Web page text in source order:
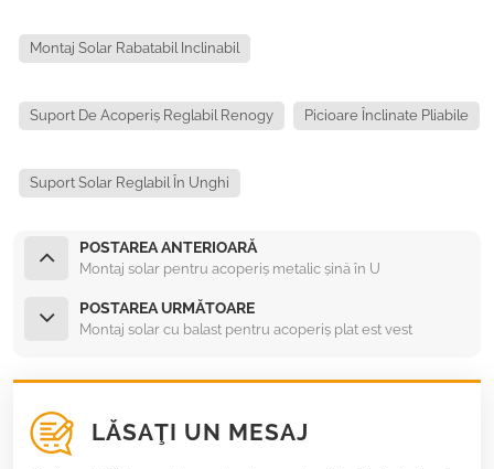
Montaj Solar Rabatabil Inclinabil
Suport De Acoperiș Reglabil Renogy Picioare Înclinate Pliabile
Suport Solar Reglabil În Unghi
POSTAREA ANTERIOARĂ
Montaj solar pentru acoperiș metalic șină în U
POSTAREA URMĂTOARE
Montaj solar cu balast pentru acoperiș plat est vest
LĂSAŢI UN MESAJ